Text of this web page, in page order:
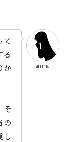
anima
て
る
か
そ
の
し